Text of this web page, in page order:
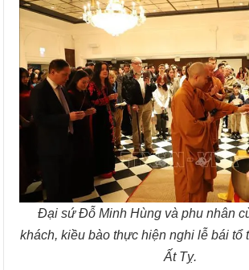
Đại sứ Đỗ Minh Hùng và phu nhân
khách, kiều bào thực hiện nghi lễ bái tổ
Ất Tỵ.